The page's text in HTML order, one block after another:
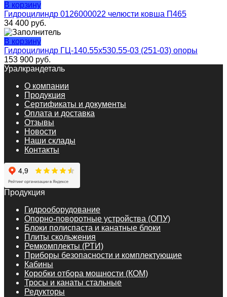
В корзину
Гидроцилиндр 0126000022 челюсти ковша П465
34 400 руб.
В корзину
Гидроцилиндр ГЦ-140.55х530.55-03 (251-03) опоры
153 900 руб.
Уралкрандеталь
О компании
Продукция
Сертификаты и документы
Оплата и доставка
Отзывы
Новости
Наши склады
Контакты
Продукция
Гидрооборудование
Опорно-поворотные устройства (ОПУ)
Блоки полиспаста и канатные блоки
Плиты скольжения
Ремкомплекты (РТИ)
Приборы безопасности и комплектующие
Кабины
Коробки отбора мощности (КОМ)
Тросы и канаты стальные
Редукторы